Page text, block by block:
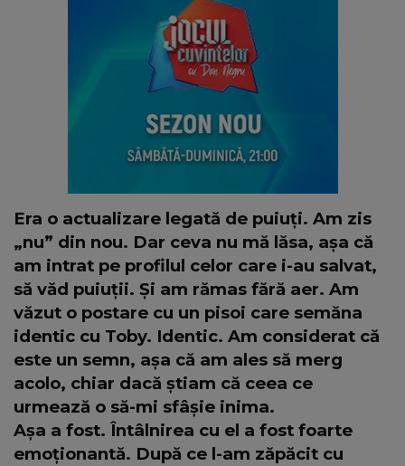
Era o actualizare legată de puiuți. Am zis
„nu” din nou. Dar ceva nu mă lăsa, așa că
am intrat pe profilul celor care i-au salvat,
să văd puiuții. Și am rămas fără aer. Am
văzut o postare cu un pisoi care semăna
identic cu Toby. Identic. Am considerat că
este un semn, așa că am ales să merg
acolo, chiar dacă știam că ceea ce
urmează o să-mi sfâșie inima.
Așa a fost. Întâlnirea cu el a fost foarte
emoționantă. După ce l-am zăpăcit cu